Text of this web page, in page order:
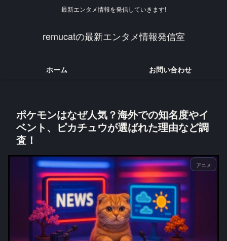
最新エンタメ情報を発信していきます!
remucatの最新エンタメ情報発信室
ホーム お問い合わせ
ポケモンはなぜ人気？海外での知名度やイ
ベント、ピカチュウが選ばれた理由など調
査！
アニメ